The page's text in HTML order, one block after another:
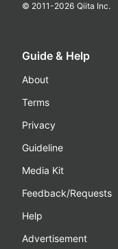
© 2011-2026 Qiita Inc.
Guide & Help
About
Terms
Privacy
Guideline
Media Kit
Feedback/Requests
Help
Advertisement